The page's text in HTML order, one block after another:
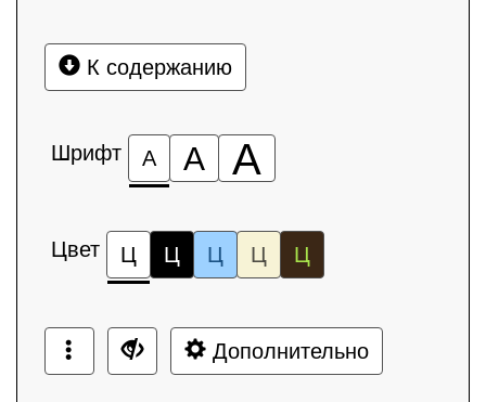
К содержанию
Шрифт А А А
Цвет Ц Ц Ц Ц Ц
Дополнительно